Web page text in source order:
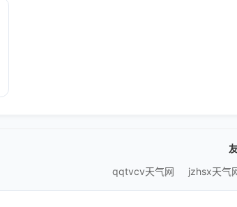
qqtvcv天气网
jzhsx天气